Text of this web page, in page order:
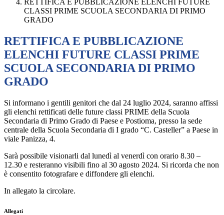
RETTIFICA E PUBBLICAZIONE ELENCHI FUTURE
CLASSI PRIME SCUOLA SECONDARIA DI PRIMO
GRADO
RETTIFICA E PUBBLICAZIONE
ELENCHI FUTURE CLASSI PRIME
SCUOLA SECONDARIA DI PRIMO
GRADO
Si informano i gentili genitori che dal 24 luglio 2024, saranno affissi
gli elenchi rettificati delle future classi PRIME della Scuola
Secondaria di Primo Grado di Paese e Postioma, presso la sede
centrale della Scuola Secondaria di I grado “C. Casteller” a Paese in
viale Panizza, 4.
Sarà possibile visionarli dal lunedì al venerdì con orario 8.30 –
12.30 e resteranno visibili fino al 30 agosto 2024. Si ricorda che non
è consentito fotografare e diffondere gli elenchi.
In allegato la circolare.
Allegati